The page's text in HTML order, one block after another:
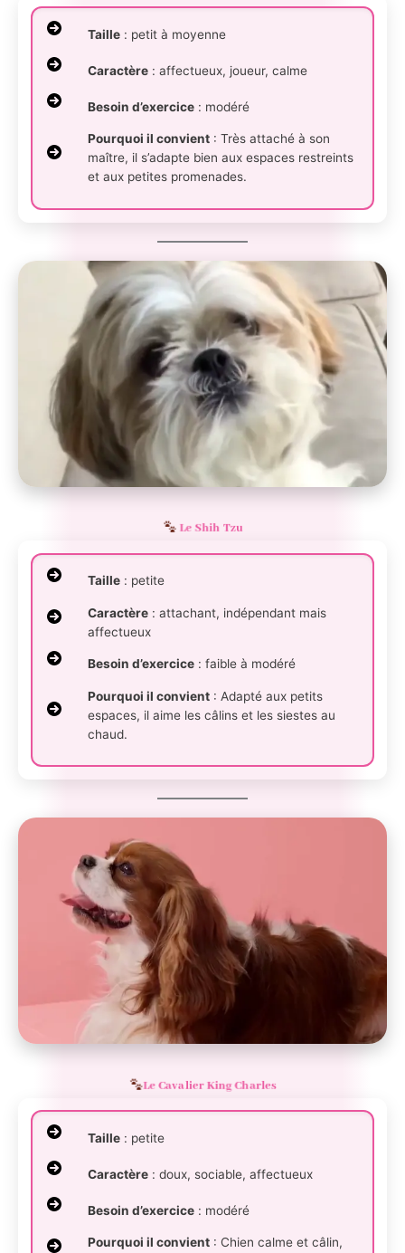
Taille : petit à moyenne
Caractère : affectueux, joueur, calme
Besoin d’exercice : modéré
Pourquoi il convient : Très attaché à son
maître, il s’adapte bien aux espaces restreints
et aux petites promenades.
Le Shih Tzu
Taille : petite
Caractère : attachant, indépendant mais
affectueux
Besoin d’exercice : faible à modéré
Pourquoi il convient : Adapté aux petits
espaces, il aime les câlins et les siestes au
chaud.
Le Cavalier King Charles
Taille : petite
Caractère : doux, sociable, affectueux
Besoin d’exercice : modéré
Pourquoi il convient : Chien calme et câlin,